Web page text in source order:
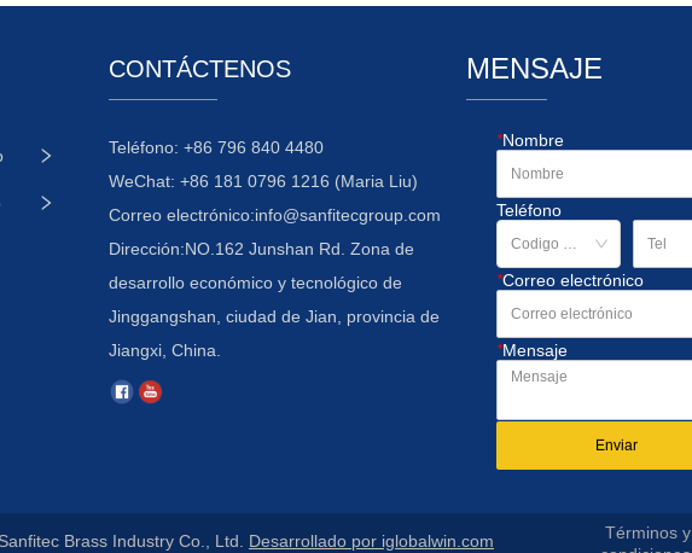
CONTÁCTENOS
Teléfono: +86 796 840 4480
WeChat: +86 181 0796 1216 (Maria Liu)
Correo electrónico:info@sanfitecgroup.com
Dirección:NO.162 Junshan Rd. Zona de
desarrollo económico y tecnológico de
Jinggangshan, ciudad de Jian, provincia de
Jiangxi, China.
MENSAJE
*Nombre
Teléfono
*Correo electrónico
*Mensaje
Enviar
Brass Industry Co., Ltd. Desarrollado por iglobalwin.com
Términos y